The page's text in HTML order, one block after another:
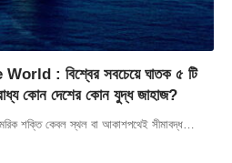
: বিশ্বের সবচেয়ে ঘাতক ৫ টি
কোন দেশের কোন যুদ্ধ জাহাজ?
শক্তি কেবল স্থল বা আকাশপথেই সীমাবদ্ধ…